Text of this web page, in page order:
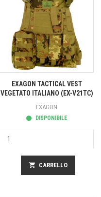
EXAGON TACTICAL VEST
VEGETATO ITALIANO (EX-V21TC)
EXAGON
DISPONIBILE
shopping_cart CARRELLO